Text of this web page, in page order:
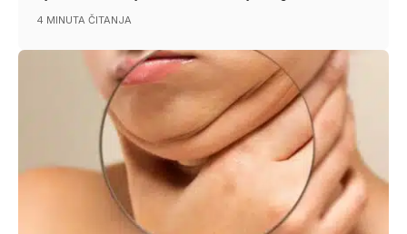
4 MINUTA ČITANJA